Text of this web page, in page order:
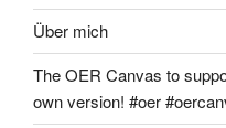
Über mich
The OER Canvas to
own version! #oer